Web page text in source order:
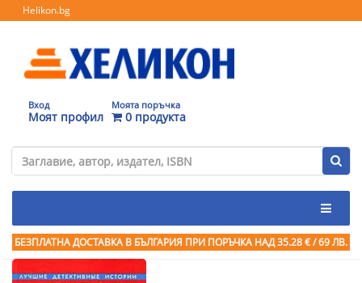
Helikon.bg
Вход
Моят профил
Моята поръчка
0 продукта
БЕЗПЛАТНА ДОСТАВКА В БЪЛГАРИЯ ПРИ ПОРЪЧКА НАД 35.28 € / 69 ЛВ.